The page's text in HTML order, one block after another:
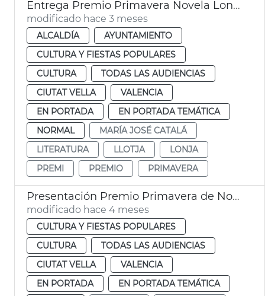
Entrega Premio Primavera Novela Lonja València
modificado hace 3 meses
ALCALDÍA
AYUNTAMIENTO
CULTURA Y FIESTAS POPULARES
CULTURA
TODAS LAS AUDIENCIAS
CIUTAT VELLA
VALENCIA
EN PORTADA
EN PORTADA TEMÁTICA
NORMAL
MARÍA JOSÉ CATALÁ
LITERATURA
LLOTJA
LONJA
PREMI
PREMIO PRIMAVERA
Presentación Premio Primavera de Novela 2026 València
modificado hace 4 meses
CULTURA Y FIESTAS POPULARES
CULTURA
TODAS LAS AUDIENCIAS
CIUTAT VELLA
VALENCIA
EN PORTADA
EN PORTADA TEMÁTICA